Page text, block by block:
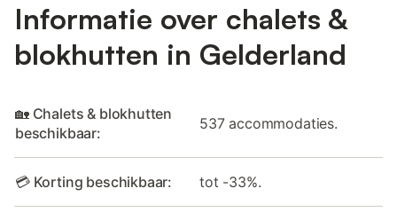
Informatie over chalets &
blokhutten in Gelderland
🏡 Chalets & blokhutten
beschikbaar:
537 accommodaties.
💳 Korting beschikbaar: tot -33%.